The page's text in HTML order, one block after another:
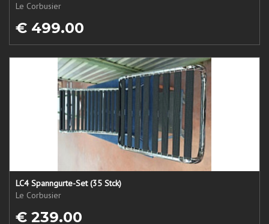
Le Corbusier
€ 499.00
LC4 Spanngurte-Set (35 Stck)
Le Corbusier
€ 239.00